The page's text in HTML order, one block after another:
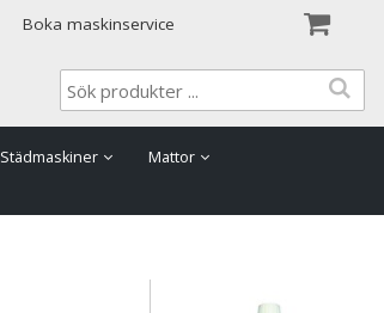
Boka maskinservice
Städmaskiner
Mattor